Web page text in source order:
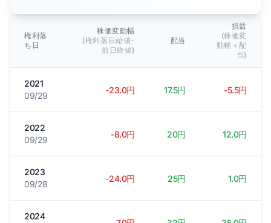
権利落
ち日
株価変動幅
(権利落日始値-
前日終値)
配当
損益
(株価変
動幅＋配
当)
2021
09/29
-23.0円 17.5円 -5.5円
2022
09/29
-8.0円 20円 12.0円
2023
09/28
-24.0円 25円 1.0円
2024